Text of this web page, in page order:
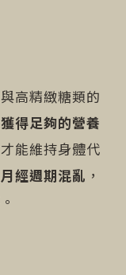
高精緻糖類的
得足夠的營養
能維持身體代
經週期混亂 ，